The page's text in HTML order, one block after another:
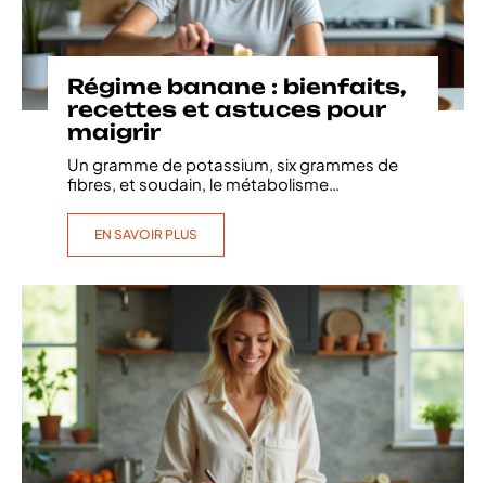
Régime banane : bienfaits,
recettes et astuces pour
maigrir
Un gramme de potassium, six grammes de
fibres, et soudain, le métabolisme
EN SAVOIR PLUS